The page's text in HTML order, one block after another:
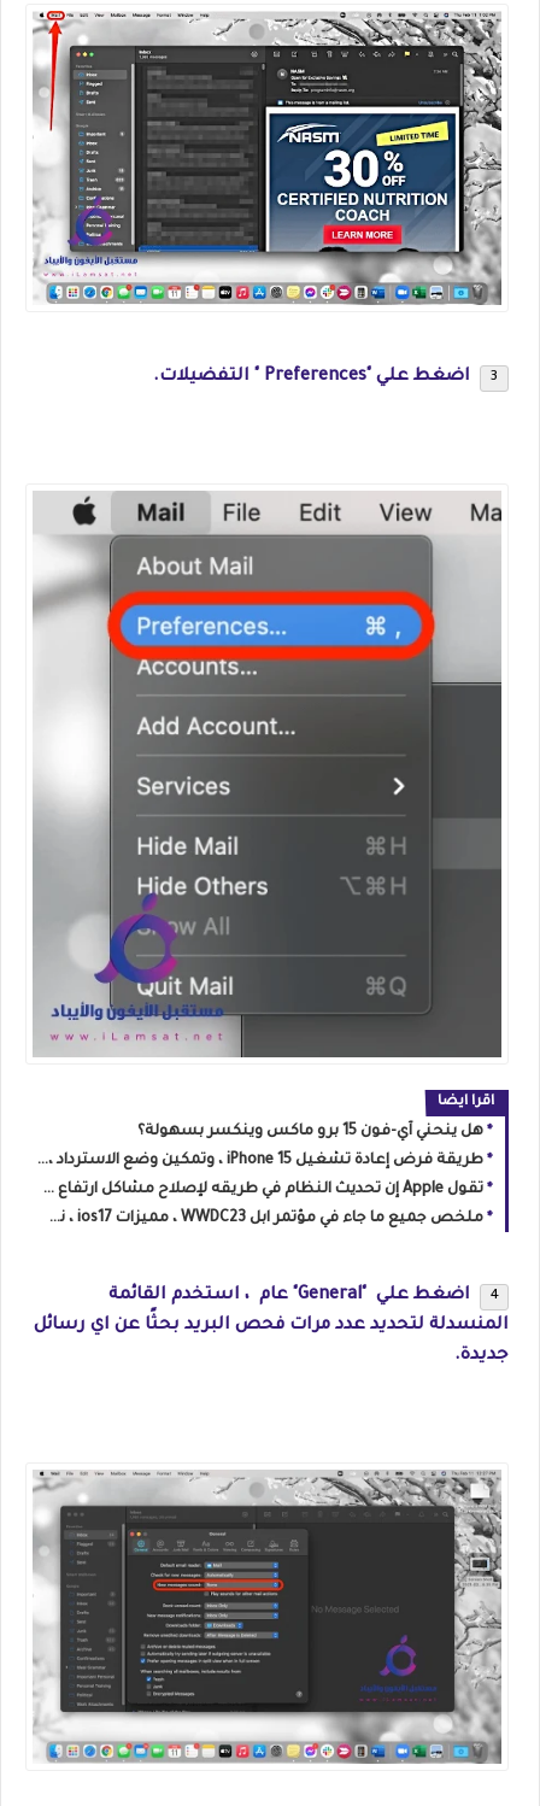
اضغط علي "Preferences " التفضيلات.
اقرا ايضا
هل ينحني آي-فون 15 برو ماكس وينكسر بسهولة؟
طريقة فرض إعادة تشغيل iPhone 15 ، وتمكين وضع الاسترداد ، ووضع DFU
تقول Apple إن تحديث النظام في طريقه لإصلاح مشاكل ارتفاع درجة حرارة iPhone 15
ملخص جميع ما جاء في مؤتمر ابل WWDC23 ، مميزات ios17 ، نظام macOS Sonoma
اضغط علي "General" عام ، استخدم القائمة
المنسدلة لتحديد عدد مرات فحص البريد بحثًا عن اي رسائل
جديدة.